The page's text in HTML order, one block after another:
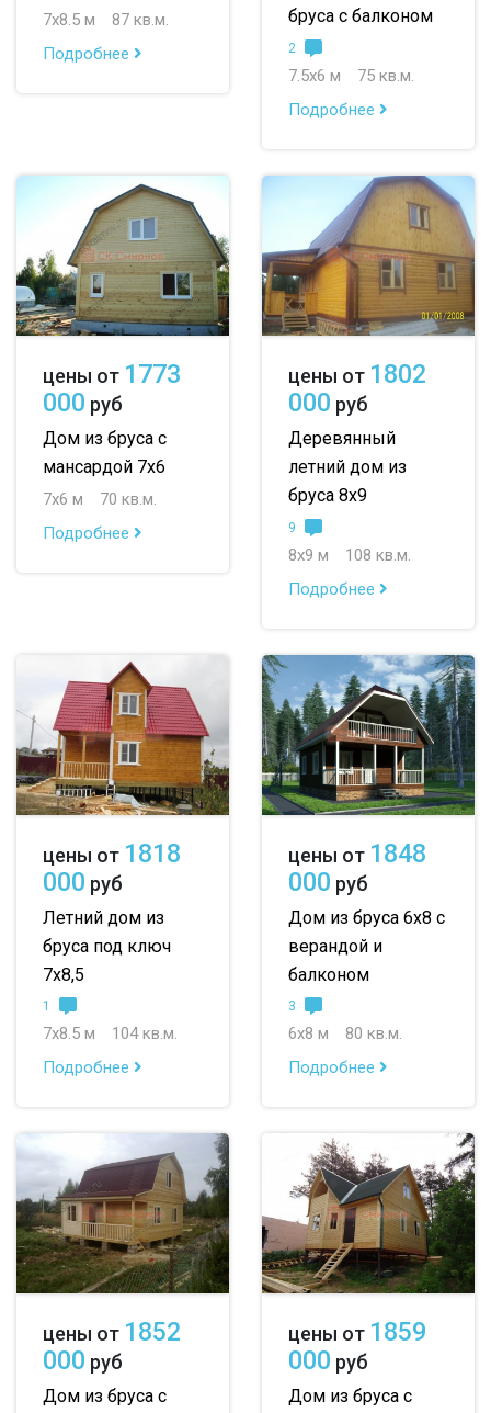
7х8.5 м
87 кв.м.
Подробнее
бруса с балконом
2
7.5х6 м
75 кв.м.
Подробнее
цены от 1773
000 руб
Дом из бруса с
мансардой 7х6
7х6 м
70 кв.м.
Подробнее
цены от 1802
000 руб
Деревянный
летний дом из
бруса 8х9
9
8х9 м
108 кв.м.
Подробнее
цены от 1818
000 руб
Летний дом из
бруса под ключ
7х8,5
1
7х8.5 м
104 кв.м.
Подробнее
цены от 1848
000 руб
Дом из бруса 6х8 с
верандой и
балконом
3
6х8 м
80 кв.м.
Подробнее
цены от 1852
000 руб
Дом из бруса с
цены от 1859
000 руб
Дом из бруса с